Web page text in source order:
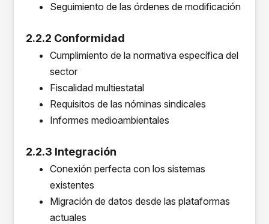
Seguimiento de las órdenes de modificación
2.2.2 Conformidad
Cumplimiento de la normativa específica del
sector
Fiscalidad multiestatal
Requisitos de las nóminas sindicales
Informes medioambientales
2.2.3 Integración
Conexión perfecta con los sistemas
existentes
Migración de datos desde las plataformas
actuales